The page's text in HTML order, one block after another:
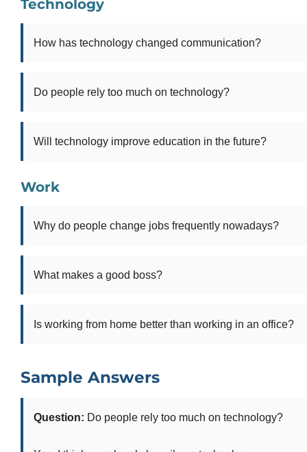
Technology
How has technology changed communication?
Do people rely too much on technology?
Will technology improve education in the future?
Work
Why do people change jobs frequently nowadays?
What makes a good boss?
Is working from home better than working in an office?
Sample Answers
Question: Do people rely too much on technology?